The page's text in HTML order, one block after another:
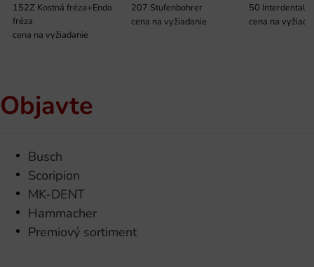
152Z Kostná fréza+Endo
fréza
cena na vyžiadanie
207 Stufenbohrer
cena na vyžiadanie
50 Interdental
cena na
Objavte
Busch
Scoripion
MK-DENT
Hammacher
Premiový sortiment